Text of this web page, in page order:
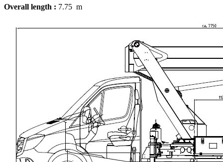
Overall length : 7.75 m